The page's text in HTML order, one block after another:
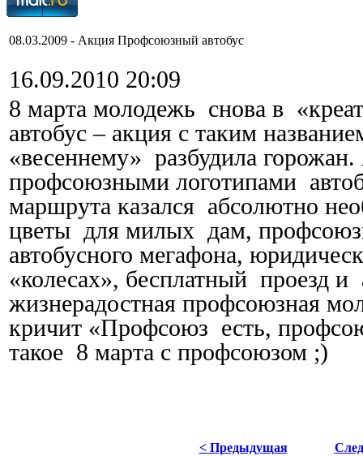
08.03.2009 - Акция Профсоюзный автобус
16.09.2010 20:09
8 марта молодежь снова в
автобус – акция с таким
«весеннему» разбудила
профсоюзными логотипами
маршрута казался абсолютно
цветы для милых дам,
автобусного мегафона,
«колесах», бесплатный проезд и
жизнерадостная профсоюзная
кричит «Профсоюз есть,
такое 8 марта с профсоюзом ;)
< Предыдущая